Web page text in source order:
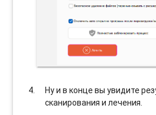
Ну и в конце вы увидите
сканирования и лечения.